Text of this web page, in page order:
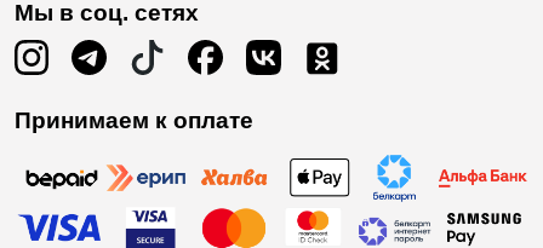
Мы в соц. сетях
Принимаем к оплате